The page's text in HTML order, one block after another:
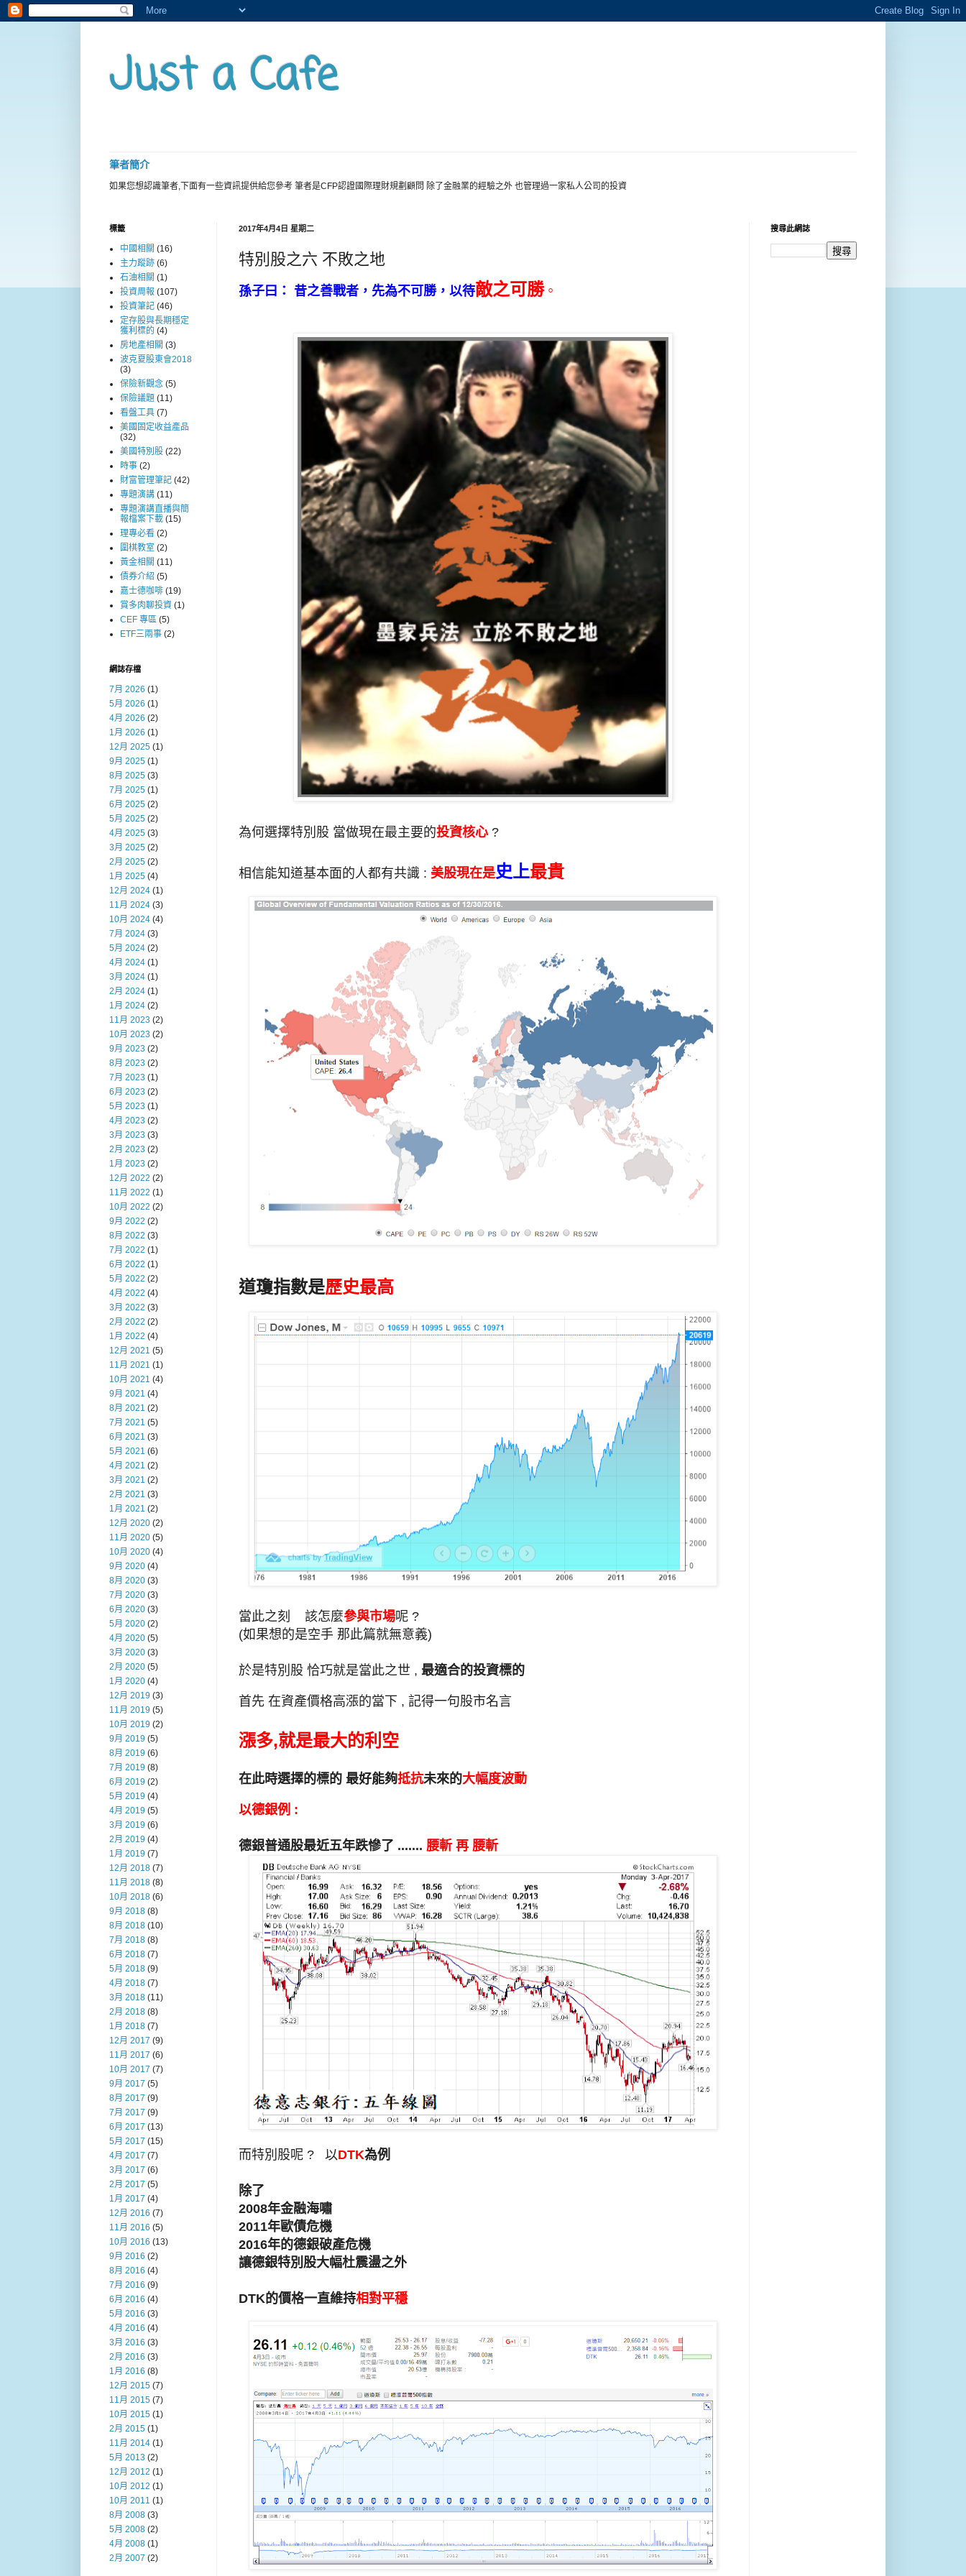
Just a Cafe
筆者簡介
如果您想認識筆者,下面有一些資訊提供給您參考 筆者是CFP認證國際理財規劃顧問 除了金融業的經驗之外 也管理過一家私人公司的投資
2017年4月4日 星期二
特別股之六 不敗之地
孫子曰： 昔之善戰者，先為不可勝，以待敵之可勝。
為何選擇特別股 當做現在最主要的投資核心 ?
相信能知道基本面的人都有共識 : 美股現在是史上最貴
道瓊指數是歷史最高
當此之刻 該怎麼參與市場呢 ?
(如果想的是空手 那此篇就無意義)
於是特別股 恰巧就是當此之世 , 最適合的投資標的
首先 在資產價格高漲的當下 , 記得一句股市名言
漲多,就是最大的利空
在此時選擇的標的 最好能夠抵抗未來的大幅度波動
以德銀例 :
德銀普通股最近五年跌慘了 ....... 腰斬 再 腰斬
而特別股呢 ? 以DTK為例
除了
2008年金融海嘯
2011年歐債危機
2016年的德銀破產危機
讓德銀特別股大幅杜震盪之外
DTK的價格一直維持相對平穩
標籤
中國相關 (16)
主力蹤跡 (6)
石油相關 (1)
投資周報 (107)
投資筆記 (46)
定存股與長期穩定
獲利標的 (4)
房地產相關 (3)
波克夏股東會2018
(3)
保險新觀念 (5)
保險議題 (11)
看盤工具 (7)
美國固定收益產品
(32)
美國特別股 (22)
時事 (2)
財富管理筆記 (42)
專題演講 (11)
專題演講直播與簡
報檔案下載 (15)
理專必看 (2)
圍棋教室 (2)
黃金相關 (11)
債券介紹 (5)
嘉士德咖啡 (19)
賞多肉聊投資 (1)
CEF 專區 (5)
ETF三兩事 (2)
網誌存檔
7月 2026 (1)
5月 2026 (1)
4月 2026 (2)
1月 2026 (1)
12月 2025 (1)
9月 2025 (1)
8月 2025 (3)
7月 2025 (1)
6月 2025 (2)
5月 2025 (2)
4月 2025 (3)
3月 2025 (2)
2月 2025 (2)
1月 2025 (4)
12月 2024 (1)
11月 2024 (3)
10月 2024 (4)
7月 2024 (3)
5月 2024 (2)
4月 2024 (1)
3月 2024 (1)
2月 2024 (1)
1月 2024 (2)
11月 2023 (2)
10月 2023 (2)
9月 2023 (2)
8月 2023 (2)
7月 2023 (1)
6月 2023 (2)
5月 2023 (1)
4月 2023 (2)
3月 2023 (3)
2月 2023 (2)
1月 2023 (2)
12月 2022 (2)
11月 2022 (1)
10月 2022 (2)
9月 2022 (2)
8月 2022 (3)
7月 2022 (1)
6月 2022 (1)
5月 2022 (2)
4月 2022 (4)
3月 2022 (3)
2月 2022 (2)
1月 2022 (4)
12月 2021 (5)
11月 2021 (1)
10月 2021 (4)
9月 2021 (4)
8月 2021 (2)
7月 2021 (5)
6月 2021 (3)
5月 2021 (6)
4月 2021 (2)
3月 2021 (2)
2月 2021 (3)
1月 2021 (2)
12月 2020 (2)
11月 2020 (5)
10月 2020 (4)
9月 2020 (4)
8月 2020 (3)
7月 2020 (3)
6月 2020 (3)
5月 2020 (2)
4月 2020 (5)
3月 2020 (3)
2月 2020 (5)
1月 2020 (4)
12月 2019 (3)
11月 2019 (5)
10月 2019 (2)
9月 2019 (5)
8月 2019 (6)
7月 2019 (8)
6月 2019 (2)
5月 2019 (4)
4月 2019 (5)
3月 2019 (6)
2月 2019 (4)
1月 2019 (7)
12月 2018 (7)
11月 2018 (8)
10月 2018 (6)
9月 2018 (8)
8月 2018 (10)
7月 2018 (8)
6月 2018 (7)
5月 2018 (9)
4月 2018 (7)
3月 2018 (11)
2月 2018 (8)
1月 2018 (7)
12月 2017 (9)
11月 2017 (6)
10月 2017 (7)
9月 2017 (5)
8月 2017 (9)
7月 2017 (9)
6月 2017 (13)
5月 2017 (15)
4月 2017 (7)
3月 2017 (6)
2月 2017 (5)
1月 2017 (4)
12月 2016 (7)
11月 2016 (5)
10月 2016 (13)
9月 2016 (2)
8月 2016 (4)
7月 2016 (9)
6月 2016 (4)
5月 2016 (3)
4月 2016 (4)
3月 2016 (3)
2月 2016 (3)
1月 2016 (8)
12月 2015 (7)
11月 2015 (7)
10月 2015 (1)
2月 2015 (1)
11月 2014 (1)
5月 2013 (2)
12月 2012 (1)
10月 2012 (1)
10月 2011 (1)
8月 2008 (3)
5月 2008 (2)
4月 2008 (1)
2月 2007 (2)
搜尋此網誌